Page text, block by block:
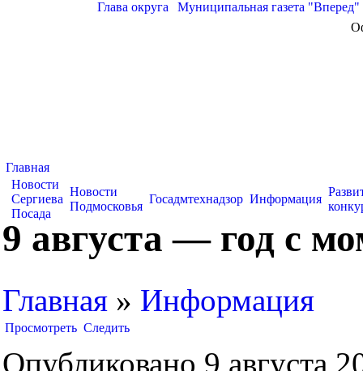
Глава округа Муниципальная газета "Вперед"
Главная
Новости
Сергиева
Посада
Новости
Подмосковья
Госадмтехнадзор Информация
9 августа — год с
Главная » Информация
Просмотреть Следить
Опубликовано 9 августа